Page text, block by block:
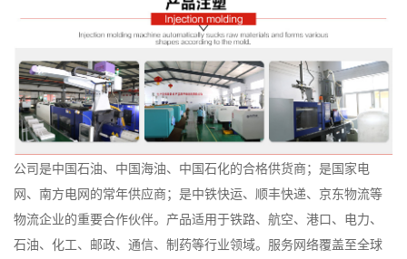
公司是中国石油、中国海油、中国石化的合格供货商；是国家电
网、南方电网的常年供应商；是中铁快运、顺丰快递、京东物流等
物流企业的重要合作伙伴。产品适用于铁路、航空、港口、电力、
石油、化工、邮政、通信、制药等行业领域。服务网络覆盖至全球